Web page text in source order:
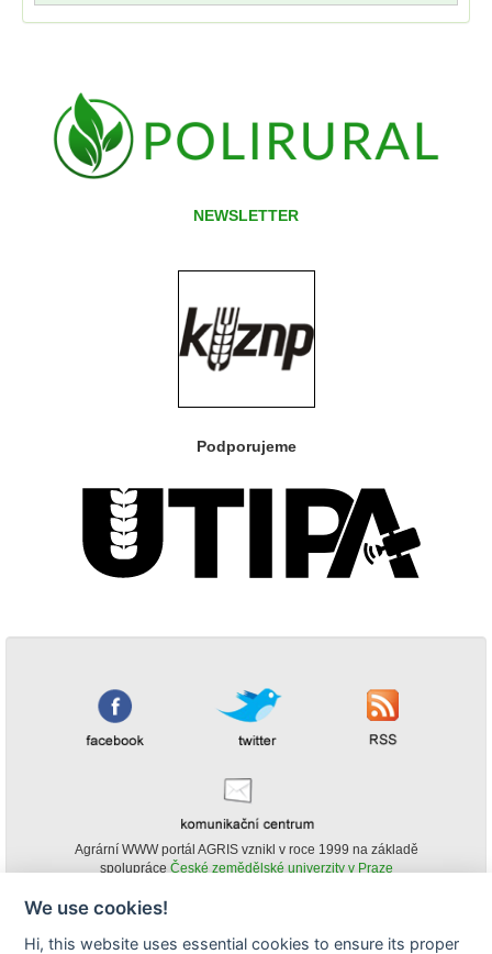
NEWSLETTER
Podporujeme
Agrární WWW portál AGRIS vznikl v roce 1999 na základě
spolupráce České zemědělské univerzity v Praze
obsahu agrárního WWW portálu AGRIS je možné
We use cookies!
Hi, this website uses essential cookies to ensure its proper